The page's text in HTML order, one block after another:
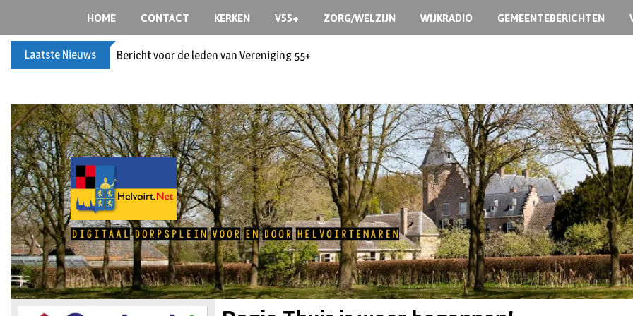
HOME CONTACT KERKEN V55+ ZORG/WELZIJN WIJKRADIO GEMEENTEBERICHTEN
Laatste Nieuws Bericht voor de leden van Vereniging 55+